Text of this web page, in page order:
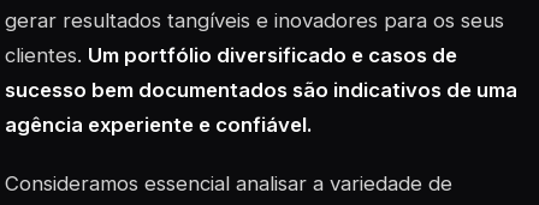
gerar resultados tangíveis e inovadores para os seus
clientes. Um portfólio diversificado e casos de
sucesso bem documentados são indicativos de uma
agência experiente e confiável.
Consideramos essencial analisar a variedade de